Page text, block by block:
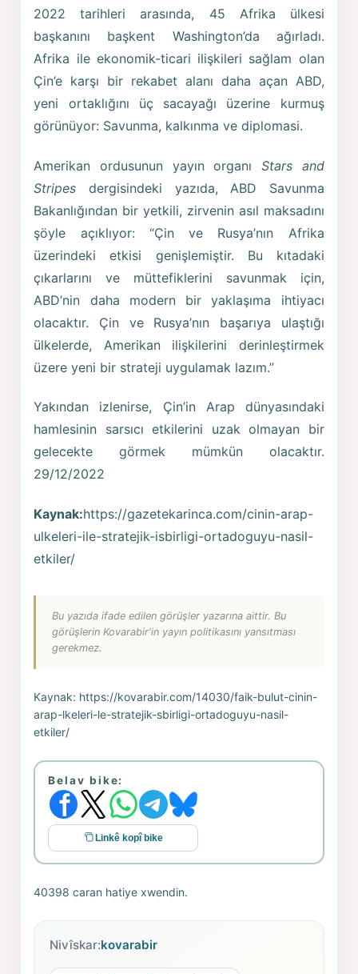
2022 tarihleri arasında, 45 Afrika ülkesi
başkanını başkent Washington’da ağırladı.
Afrika ile ekonomik-ticari ilişkileri sağlam olan
Çin’e karşı bir rekabet alanı daha açan ABD,
yeni ortaklığını üç sacayağı üzerine kurmuş
görünüyor: Savunma, kalkınma ve diplomasi.
Amerikan ordusunun yayın organı Stars and
Stripes dergisindeki yazıda, ABD Savunma
Bakanlığından bir yetkili, zirvenin asıl maksadını
şöyle açıklıyor: “Çin ve Rusya’nın Afrika
üzerindeki etkisi genişlemiştir. Bu kıtadaki
çıkarlarını ve müttefiklerini savunmak için,
ABD’nin daha modern bir yaklaşıma ihtiyacı
olacaktır. Çin ve Rusya’nın başarıya ulaştığı
ülkelerde, Amerikan ilişkilerini derinleştirmek
üzere yeni bir strateji uygulamak lazım.”
Yakından izlenirse, Çin’in Arap dünyasındaki
hamlesinin sarsıcı etkilerini uzak olmayan bir
gelecekte görmek mümkün olacaktır.
29/12/2022
Kaynak:https://gazetekarinca.com/cinin-arap-
ulkeleri-ile-stratejik-isbirligi-ortadoguyu-nasil-
etkiler/
Bu yazıda ifade edilen görüşler yazarına aittir. Bu
görüşlerin Kovarabir'in yayın politikasını yansıtması
gerekmez.
Kaynak: https://kovarabir.com/14030/faik-bulut-cinin-
arap-lkeleri-le-stratejik-sbirligi-ortadoguyu-nasil-
etkiler/
Belav bike:
Linkê kopî bike
40398 caran hatiye xwendin.
Nivîskar:kovarabir